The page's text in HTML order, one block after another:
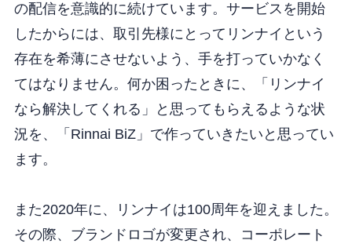
の配信を意識的に続けています。サービスを開始
したからには、取引先様にとってリンナイという
存在を希薄にさせないよう、手を打っていかなく
てはなりません。何か困ったときに、「リンナイ
なら解決してくれる」と思ってもらえるような状
況を、「Rinnai BiZ」で作っていきたいと思ってい
ます。
また2020年に、リンナイは100周年を迎えました。
その際、ブランドロゴが変更され、コーポレート